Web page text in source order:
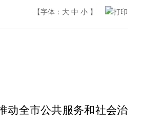
【字体： 大 中 小 】 打印
动全市公共服务和社会治